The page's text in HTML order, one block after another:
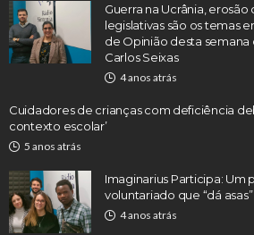
Guerra na Ucrânia,
legislativas são os temas
de Opinião desta semana
Carlos Seixas
4 anos atrás
Cuidadores de crianças com deficiência
contexto escolar’
5 anos atrás
Imaginarius Participa: Um
voluntariado que “dá
4 anos atrás